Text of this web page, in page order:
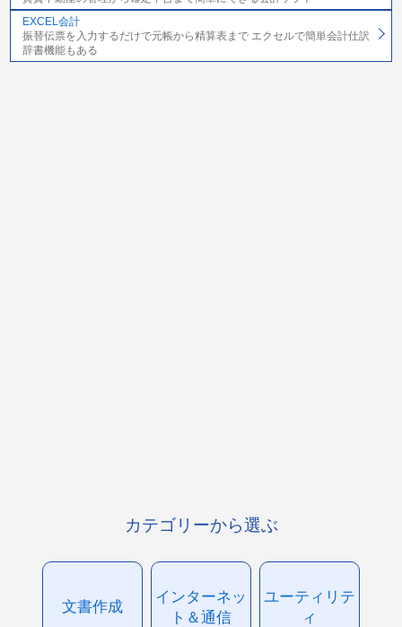
EXCEL会計
振替伝票を入力するだけで元帳から精算表まで エクセルで簡単会計仕訳
辞書機能もある
カテゴリーから選ぶ
文書作成
インターネッ
ト＆通信
ユーティリテ
ィ